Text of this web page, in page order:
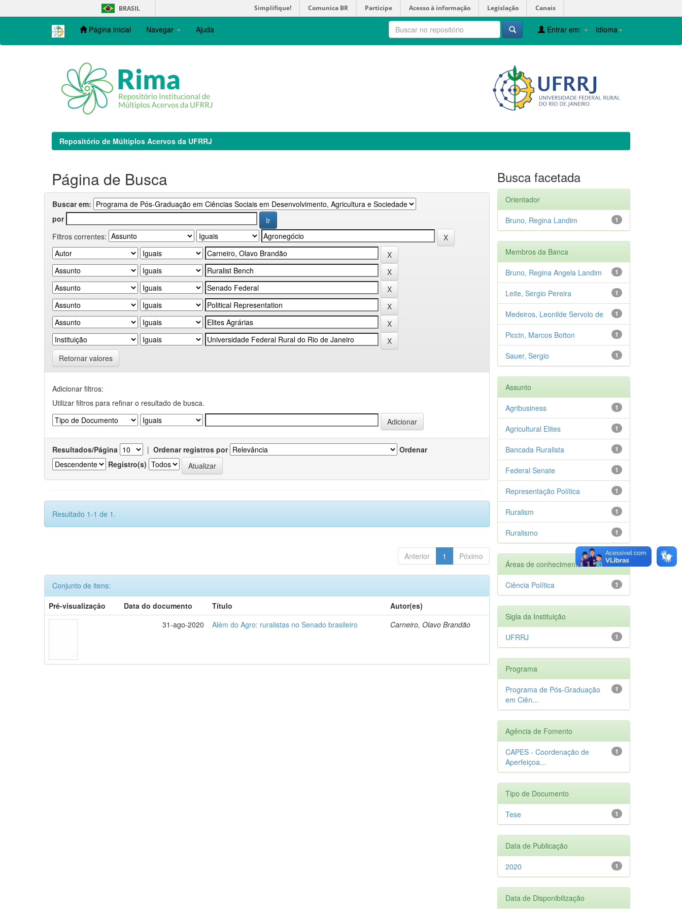
navigation
BRASIL Simplifique! Comunica BR Participe Acesso à informação Legislação Canais
Página inicial Navegar Ajuda Idioma
Entrar em:
Repositório de Múltiplos Acervos da UFRRJ
Página de Busca
Buscar em:
por
Filtros correntes:
Retornar valores
Adicionar filtros:
Utilizar filtros para refinar o resultado de busca.
Resultados/Página | Ordenar registros por
Ordenar
Registro(s)
Resultado 1-1 de 1.
Anterior 1 Póximo
Conjunto de itens:
Pré-visualização
Data do documento Título
Autor(es)
31-ago-2020
Além do Agro: ruralistas no Senado brasileiro Carneiro, Olavo Brandão
Busca facetada
Orientador
1
Bruno, Regina Landim
Membros da Banca
1
Bruno, Regina Angela Landim
1
Leite, Sergio Pereira
1
Medeiros, Leonilde Servolo de
1
Piccin, Marcos Botton
1
Sauer, Sergio
Assunto
1
Agribusiness
1
Agricultural Elites
1
Bancada Ruralista
1
Federal Senate
1
Representação Política
1
Ruralism
1
Ruralismo
Áreas de conhecimento
1
Ciência Política
Sigla da Instituição
1
UFRRJ
Programa
1
Programa de Pós-Graduação
em Ciên...
Agência de Fomento
1
CAPES - Coordenação de
Aperfeiçoa...
Tipo de Documento
1
Tese
Data de Publicação
1
2020
Data de Disponibilização